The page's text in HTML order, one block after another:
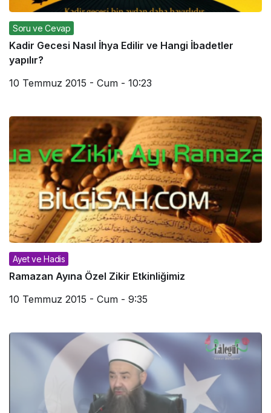
Soru ve Cevap
Kadir Gecesi Nasıl İhya Edilir ve Hangi İbadetler
yapılır?
10 Temmuz 2015 - Cum - 10:23
Ayet ve Hadis
Ramazan Ayına Özel Zikir Etkinliğimiz
10 Temmuz 2015 - Cum - 9:35